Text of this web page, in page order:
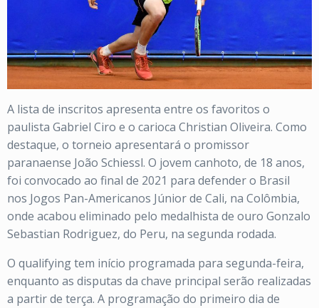
A lista de inscritos apresenta entre os favoritos o
paulista Gabriel Ciro e o carioca Christian Oliveira. Como
destaque, o torneio apresentará o promissor
paranaense João Schiessl. O jovem canhoto, de 18 anos,
foi convocado ao final de 2021 para defender o Brasil
nos Jogos Pan-Americanos Júnior de Cali, na Colômbia,
onde acabou eliminado pelo medalhista de ouro Gonzalo
Sebastian Rodriguez, do Peru, na segunda rodada.
O qualifying tem início programada para segunda-feira,
enquanto as disputas da chave principal serão realizadas
a partir de terça. A programação do primeiro dia de